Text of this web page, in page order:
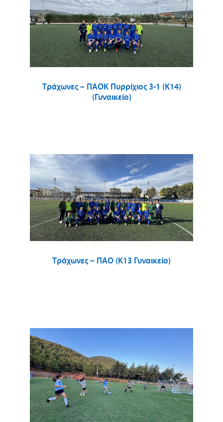
Τράχωνες – ΠΑΟΚ Πυρρίχιος 3-1 (Κ14)
(Γυναικείο)
Τράχωνες – ΠΑΟ (Κ13 Γυναικείο)